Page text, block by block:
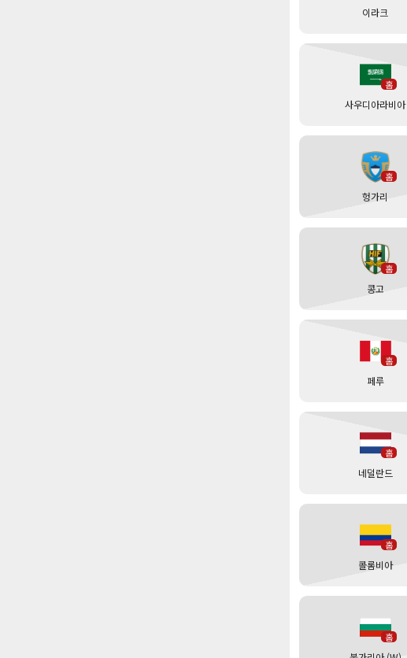
이라크
홈
사우디아라비아
홈
헝가리
홈
콩고
홈
페루
홈
네덜란드
홈
콜롬비아
홈